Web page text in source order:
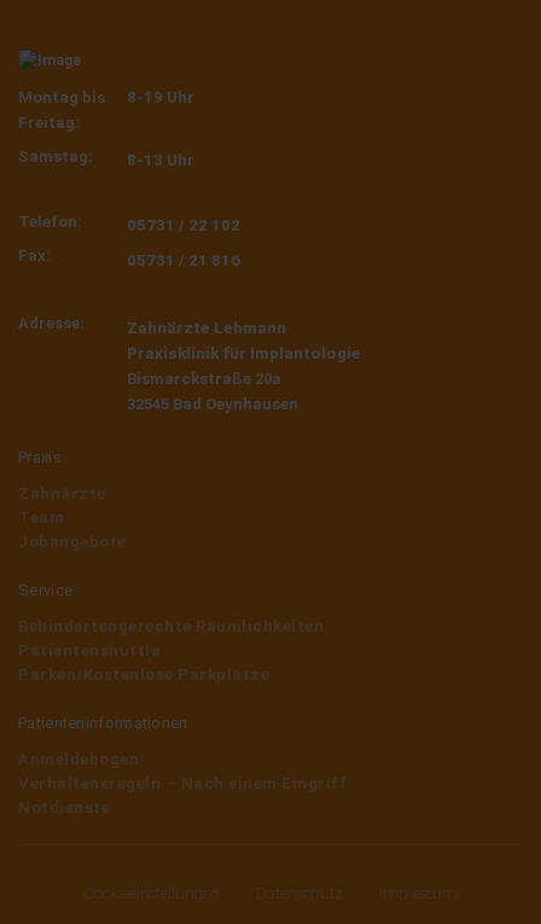
Montag bis
Freitag:
8-19 Uhr
Samstag: 8-13 Uhr
Telefon:
05731 / 22 102
Fax:
05731 / 21 816
Adresse:
Zahnärzte Lehmann
Praxisklinik für Implantologie
Bismarckstraße 20a
32545 Bad Oeynhausen
Praxis
Zahnärzte
Team
Jobangebote
Service
Behindertengerechte Räumlichkeiten
Patientenshuttle
Parken/Kostenlose Parkplätze
Patienteninformationen
Anmeldebogen
Verhaltensregeln – Nach einem Eingriff
Notdienste
Cookieeinstellungen Datenschutz Impressum